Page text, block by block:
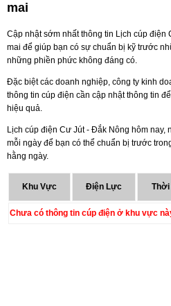
mai
Cập nhật sớm nhất thông tin Lịch cúp điện
mai để giúp bạn có sự chuẩn bị kỹ trước
những phiền phức không đáng có.
Đặc biệt các doanh nghiệp, công ty kinh
thông tin cúp điện cần cập nhật thông tin
hiệu quả.
Lịch cúp điện Cư Jút - Đắk Nông hôm nay,
mỗi ngày để bạn có thể chuẩn bị trước
hằng ngày.
Khu Vực Điện Lực Thời
Chưa có thông tin cúp điện ở khu vực